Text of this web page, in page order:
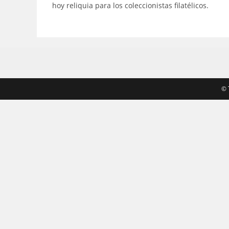
hoy reliquia para los coleccionistas filatélicos.
©️